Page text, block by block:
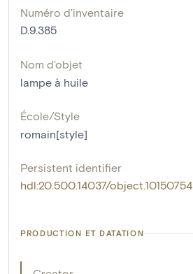
Numéro d'inventaire
D.9.385
Nom d'objet
lampe à huile
École/Style
romain[style]
Persistent identifier
hdl:20.500.14037/object.10150754
PRODUCTION ET DATATION